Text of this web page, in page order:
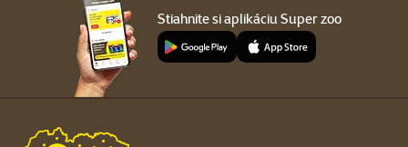
Stiahnite si aplikáciu Super zoo